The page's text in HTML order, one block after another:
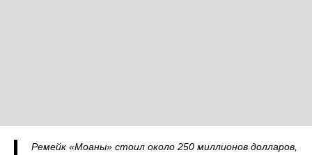
Ремейк «Моаны» стоил около 250 миллионов долларов,